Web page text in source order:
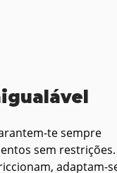
te sempre
sem restrições.
adaptam-